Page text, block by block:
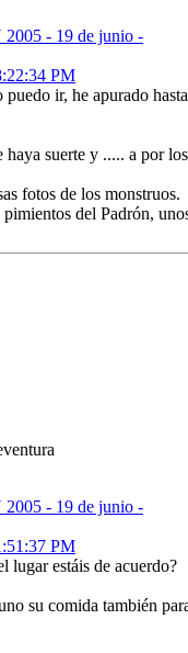
- 19 de junio -
PM
ir, he apurado
suerte y ..... a por
fotos de los monstruos.
del Padrón,
- 19 de junio -
PM
lugar estáis de acuerdo?
su comida también